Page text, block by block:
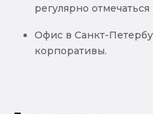
регулярно отмечаться
Офис в Санкт-
корпоративы.